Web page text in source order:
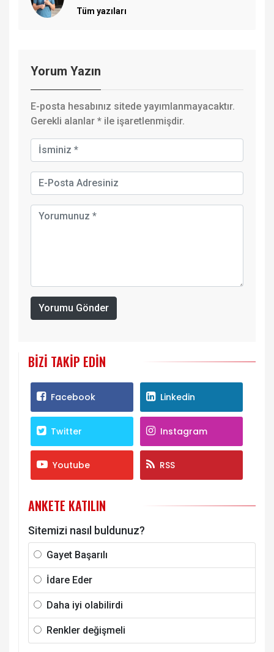
Tüm yazıları
Yorum Yazın
E-posta hesabınız sitede yayımlanmayacaktır.
Gerekli alanlar * ile işaretlenmişdir.
Yorumu Gönder
BIZI TAKIP EDIN
Facebook Linkedin
Twitter Instagram
Youtube RSS
ANKETE KATILIN
Sitemizi nasıl buldunuz?
Gayet Başarılı
İdare Eder
Daha iyi olabilirdi
Renkler değişmeli